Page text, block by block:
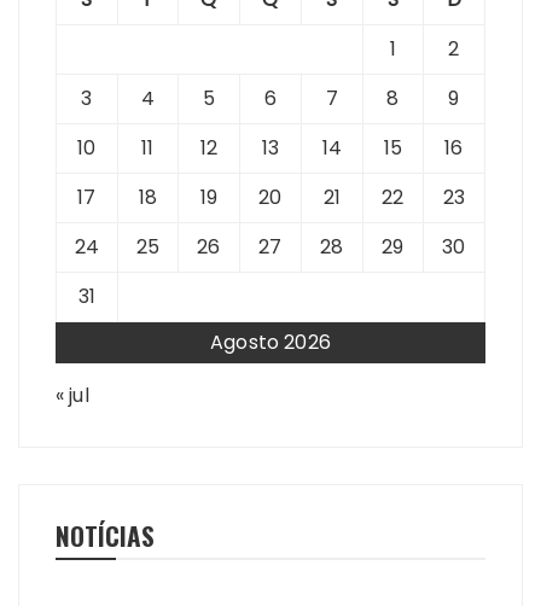
Agosto 2026
1
2
3
4 5 6 7 8
9
10
11 12 13 14 15
16
17
18 19 20 21 22
23
24
25 26 27 28 29
30
31
« jul
NOTÍCIAS